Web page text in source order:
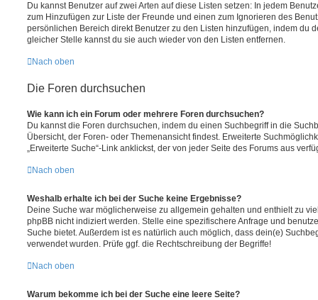
Du kannst Benutzer auf zwei Arten auf diese Listen setzen: In jedem
zum Hinzufügen zur Liste der Freunde und einen zum Ignorieren des
persönlichen Bereich direkt Benutzer zu den Listen hinzufügen, indem du
gleicher Stelle kannst du sie auch wieder von den Listen entfernen.
Nach oben
Die Foren durchsuchen
Wie kann ich ein Forum oder mehrere Foren durchsuchen?
Du kannst die Foren durchsuchen, indem du einen Suchbegriff in die
Übersicht, der Foren- oder Themenansicht findest. Erweiterte
„Erweiterte Suche“-Link anklickst, der von jeder Seite des Forums aus
Nach oben
Weshalb erhalte ich bei der Suche keine Ergebnisse?
Deine Suche war möglicherweise zu allgemein gehalten und enthielt zu
phpBB nicht indiziert werden. Stelle eine spezifischere Anfrage und
Suche bietet. Außerdem ist es natürlich auch möglich, dass dein(e)
verwendet wurden. Prüfe ggf. die Rechtschreibung der Begriffe!
Nach oben
Warum bekomme ich bei der Suche eine leere Seite?